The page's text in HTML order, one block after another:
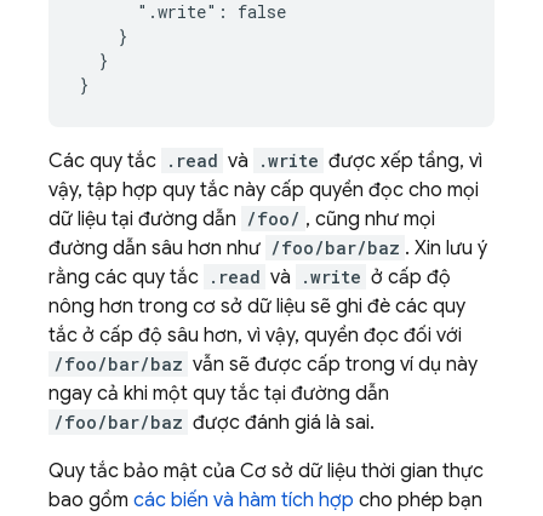
      ".write": false
    }
  }
}
Các quy tắc .read và .write được xếp tầng, vì
vậy, tập hợp quy tắc này cấp quyền đọc cho mọi
dữ liệu tại đường dẫn /foo/ , cũng như mọi
đường dẫn sâu hơn như /foo/bar/baz . Xin lưu ý
rằng các quy tắc .read và .write ở cấp độ
nông hơn trong cơ sở dữ liệu sẽ ghi đè các quy
tắc ở cấp độ sâu hơn, vì vậy, quyền đọc đối với
/foo/bar/baz vẫn sẽ được cấp trong ví dụ này
ngay cả khi một quy tắc tại đường dẫn
/foo/bar/baz được đánh giá là sai.
Quy tắc bảo mật của Cơ sở dữ liệu thời gian thực
bao gồm các biến và hàm tích hợp cho phép bạn